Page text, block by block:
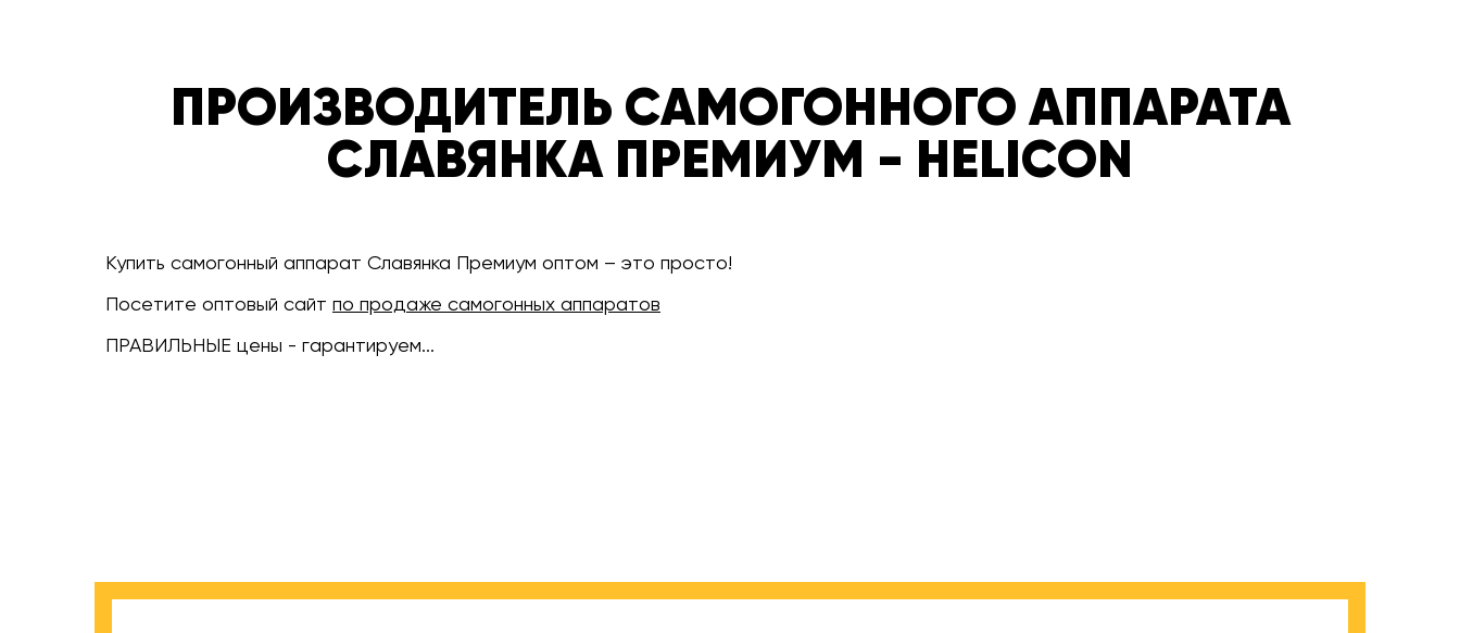
ПРОИЗВОДИТЕЛЬ САМОГОННОГО АППАРАТА
СЛАВЯНКА ПРЕМИУМ - HELICON
Купить самогонный аппарат Славянка Премиум оптом – это просто!
Посетите оптовый сайт по продаже самогонных аппаратов
ПРАВИЛЬНЫЕ цены - гарантируем...